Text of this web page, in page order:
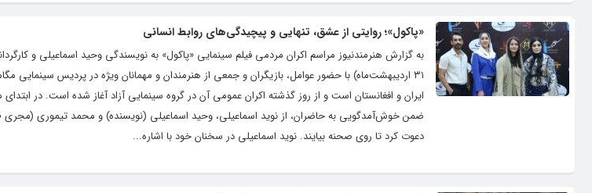
«پاکول»؛ روایتی از عشق، تنهایی و پیچیدگی‌های روابط انسانی
به گزارش هنرمندنیوز مراسم اکران مردمی فیلم سینمایی «پاکول» به نویسندگی وحید اسماعیلی و
۳۱ اردیبهشت‌ماه) با حضور عوامل، بازیگران و جمعی از هنرمندان و مهمانان ویژه در پردیس سینمایی
ایران و افغانستان است و از روز گذشته اکران عمومی آن در گروه سینمایی آزاد آغاز شده است. در ابتدای
ضمن خوش‌آمدگویی به حاضران، از نوید اسماعیلی، وحید اسماعیلی (نویسنده) و محمد تیموری
دعوت کرد تا روی صحنه بیایند. نوید اسماعیلی در سخنان خود با اشاره...